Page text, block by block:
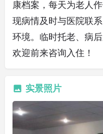
康档案，每天为老人
现病情及时与医院联
环境。临时托老、病
欢迎前来咨询入住！
实景照片